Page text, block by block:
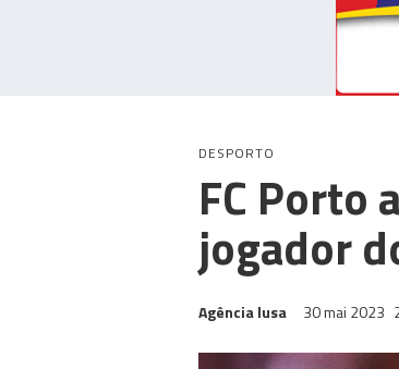
DESPORTO
FC Porto
jogador
Agência lusa 30 mai 2023